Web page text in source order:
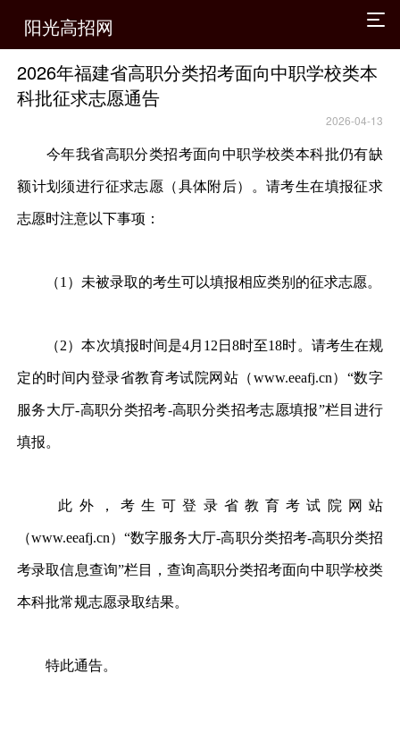
阳光高招网
2026年福建省高职分类招考面向中职学校类本
科批征求志愿通告
2026-04-13
今年我省高职分类招考面向中职学校类本科批仍有缺
额计划须进行征求志愿（具体附后）。请考生在填报征求
志愿时注意以下事项：
（1）未被录取的考生可以填报相应类别的征求志愿。
（2）本次填报时间是4月12日8时至18时。请考生在规
定的时间内登录省教育考试院网站（www.eeafj.cn）“数字
服务大厅-高职分类招考-高职分类招考志愿填报”栏目进行
填报。
此外，考生可登录省教育考试院网站
（www.eeafj.cn）“数字服务大厅-高职分类招考-高职分类招
考录取信息查询”栏目，查询高职分类招考面向中职学校类
本科批常规志愿录取结果。
特此通告。